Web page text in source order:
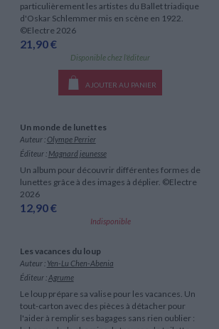
particulièrement les artistes du Ballet triadique
d'Oskar Schlemmer mis en scène en 1922.
©Electre 2026
21,90 €
Disponible chez l'éditeur
AJOUTER AU PANIER
Un monde de lunettes
Auteur : Olympe Perrier
Éditeur : Magnard jeunesse
Un album pour découvrir différentes formes de
lunettes grâce à des images à déplier. ©Electre
2026
12,90 €
Indisponible
Les vacances du loup
Auteur : Yen-Lu Chen-Abenia
Éditeur :Agrume
Le loup prépare sa valise pour les vacances. Un
tout-carton avec des pièces à détacher pour
l'aider à remplir ses bagages sans rien oublier :